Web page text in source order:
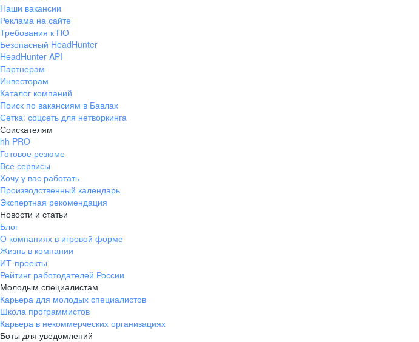
Наши вакансии
Реклама на сайте
Требования к ПО
Безопасный HeadHunter
HeadHunter API
Партнерам
Инвесторам
Каталог компаний
Поиск по вакансиям в Бавлах
Сетка: соцсеть для нетворкинга
Соискателям
hh PRO
Готовое резюме
Все сервисы
Хочу у вас работать
Производственный календарь
Экспертная рекомендация
Новости и статьи
Блог
О компаниях в игровой форме
Жизнь в компании
ИТ-проекты
Рейтинг работодателей России
Молодым специалистам
Карьера для молодых специалистов
Школа программистов
Карьера в некоммерческих организациях
Боты для уведомлений